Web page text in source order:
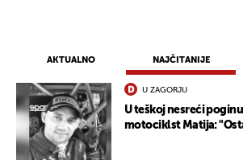
AKTUALNO NAJČITANIJE
U ZAGORJU
U teškoj nesreći
motociklst Matija: